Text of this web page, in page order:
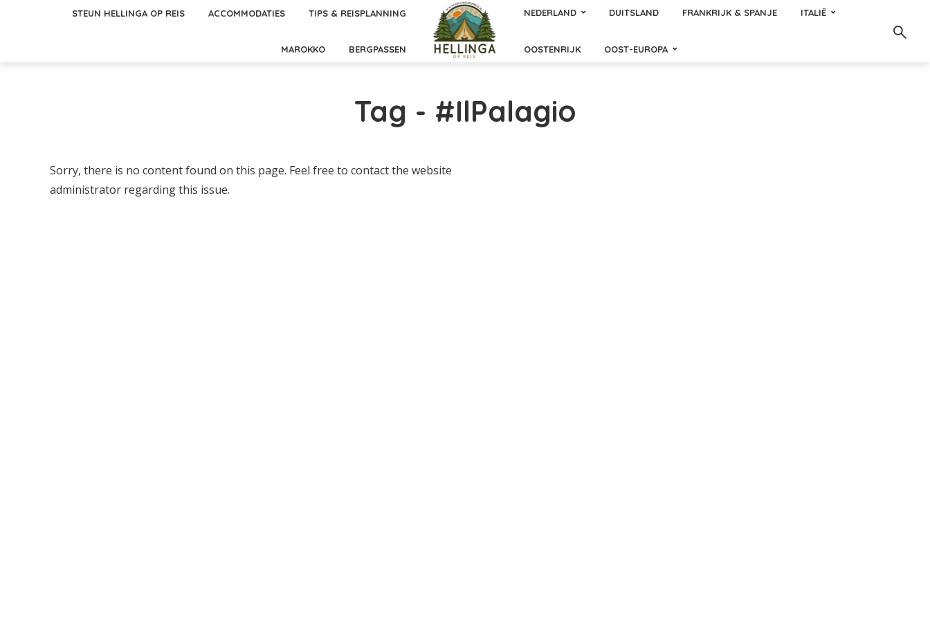
STEUN HELLINGA OP REIS ACCOMMODATIES TIPS & REISPLANNING
MAROKKO BERGPASSEN
NEDERLAND DUITSLAND FRANKRIJK & SPANJE ITALIË
OOSTENRIJK OOST-EUROPA
Tag - #IlPalagio
Sorry, there is no content found on this page. Feel free to contact the website
administrator regarding this issue.